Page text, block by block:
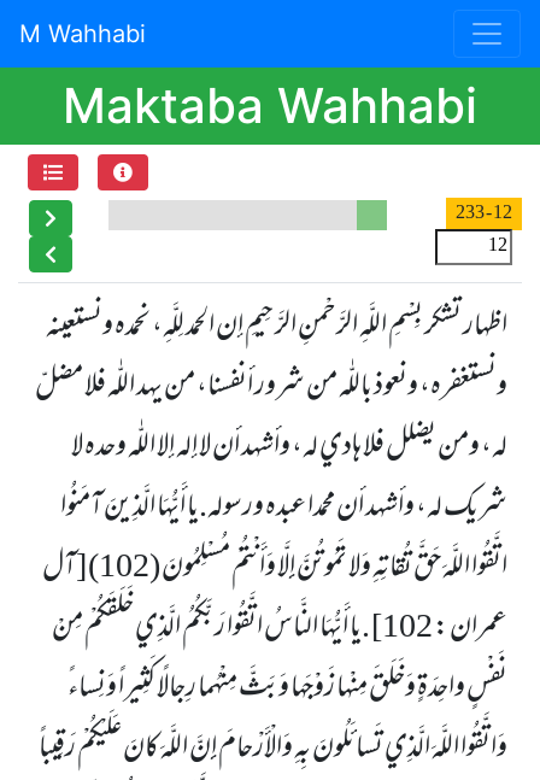
M Wahhabi
Maktaba Wahhabi
12
- 233
اظہار تشکربِسْمِ اللَّهِ الرَّحْمنِ الرَّحِيمِإن الحمد لِلَّهِ، نحمده ونستعينه
ونستغفره، ونعوذ باللّٰه من شرور أنفسنا، من يهد اللّٰه فلا مضلّ
له، ومن يضلل فلا هادي له، وأشهد أن لا إله إلا اللّٰه وحده لا
شريك له، وأشهد أن محمدا عبده ورسوله.يا أَيُّهَا الَّذِينَ آمَنُوا
اتَّقُوا اللَّهَ حَقَّ تُقاتِهِ وَلا تَمُوتُنَّ إِلَّا وَأَنْتُمْ مُسْلِمُونَ (102) [آل
عمران: 102] .يا أَيُّهَا النَّاسُ اتَّقُوا رَبَّكُمُ الَّذِي خَلَقَكُمْ مِنْ
نَفْسٍ واحِدَةٍ وَخَلَقَ مِنْها زَوْجَها وَبَثَّ مِنْهُما رِجالًا كَثِيراً وَنِساءً
وَاتَّقُوا اللَّهَ الَّذِي تَسائَلُونَ بِهِ وَالْأَرْحامَ إِنَّ اللَّهَ كانَ عَلَيْكُمْ رَقِيباً